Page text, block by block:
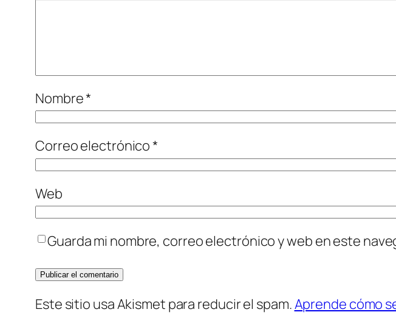
Nombre*
Correo electrónico*
Web
Guarda mi nombre, correo electrónico y web en este
Este sitio usa Akismet para reducir el spam.Aprende cómo